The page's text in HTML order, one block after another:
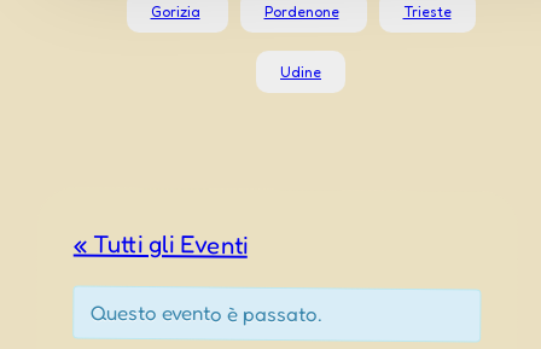
Gorizia Pordenone Trieste
Udine
« Tutti gli Eventi
Questo evento è passato.